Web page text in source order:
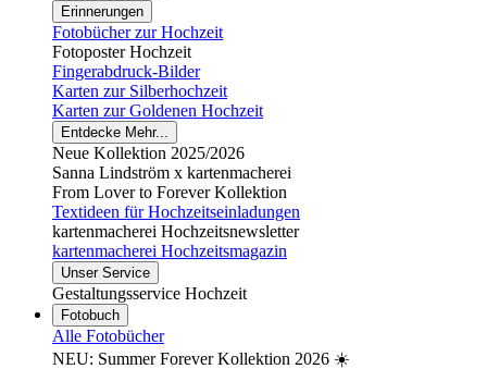
Erinnerungen
Fotobücher zur Hochzeit
Fotoposter Hochzeit
Fingerabdruck-Bilder
Karten zur Silberhochzeit
Karten zur Goldenen Hochzeit
Entdecke Mehr...
Neue Kollektion 2025/2026
Sanna Lindström x kartenmacherei
From Lover to Forever Kollektion
Textideen für Hochzeitseinladungen
kartenmacherei Hochzeitsnewsletter
kartenmacherei Hochzeitsmagazin
Unser Service
Gestaltungsservice Hochzeit
Fotobuch
Alle Fotobücher
NEU: Summer Forever Kollektion 2026 ☀️